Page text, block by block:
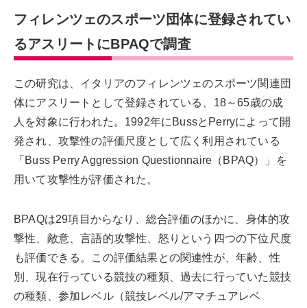
フィレンツェのスポーツ団体に登録されてい
るアスリートにBPAQで調査
この研究は、イタリアのフィレンツェのスポーツ関連団
体にアスリートとして登録されている、18～65歳の成
人を対象に行われた。1992年にBussとPerryによって開
発され、攻撃性の評価尺度として広く利用されている
「Buss Perry Aggression Questionnaire（BPAQ）」を
用いて攻撃性が評価された。
BPAQは29項目からなり、総合評価のほかに、身体的攻
撃性、敵意、言語的攻撃性、怒りという四つの下位尺度
も評価できる。この評価結果との関連性が、年齢、性
別、現在行っている競技の種類、過去に行っていた競技
の種類、参加レベル（競技レベル/アマチュアレベ